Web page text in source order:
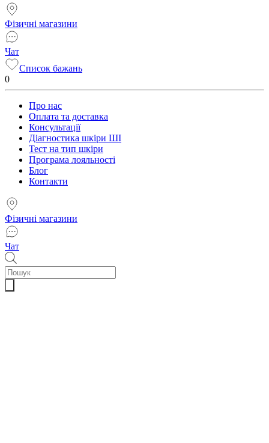
Фізичні магазини
Чат
Список бажань
0
Про нас
Оплата та доставка
Консультації
Діагностика шкіри ШІ
Тест на тип шкіри
Програма лояльності
Блог
Контакти
Фізичні магазини
Чат
Пошук
товарів